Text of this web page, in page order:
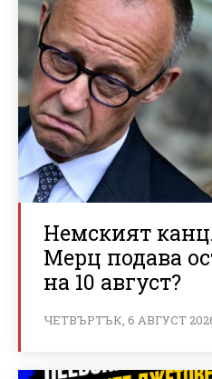
Немският
Мерц подава
на 10 август?
ЧЕТВЪРТЪК, 6 АВГУСТ